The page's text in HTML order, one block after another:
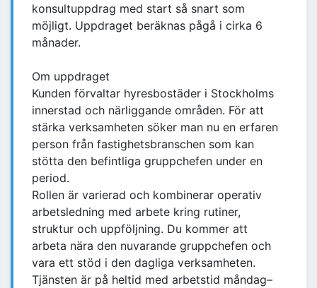
konsultuppdrag med start så snart som
möjligt. Uppdraget beräknas pågå i cirka 6
månader.
Om uppdraget
Kunden förvaltar hyresbostäder i Stockholms
innerstad och närliggande områden. För att
stärka verksamheten söker man nu en erfaren
person från fastighetsbranschen som kan
stötta den befintliga gruppchefen under en
period.
Rollen är varierad och kombinerar operativ
arbetsledning med arbete kring rutiner,
struktur och uppföljning. Du kommer att
arbeta nära den nuvarande gruppchefen och
vara ett stöd i den dagliga verksamheten.
Tjänsten är på heltid med arbetstid måndag–